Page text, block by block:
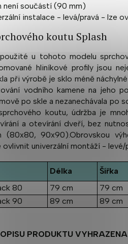
není součástí (90 mm)
instalace - levá/pravá - lze
koutu Splash
u tohoto modelu
hliníkové profily jsou
při výrobě je sklo méně
vodního kamene na jeho
po skle a nezanechávala po
koutu, údržba je
a otevírání dveří, bez
(80x80, 90x90).Obrovskou
univerzální montáží - levé/
Délka Šířka
80
79 cm 79 cm
90
89 cm 89 cm
PRODUKTU VYHRAZENA